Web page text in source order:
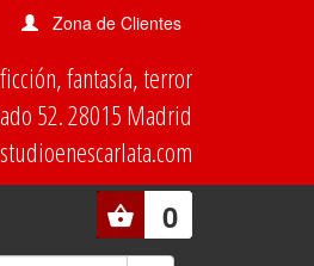
Zona de Clientes
fantasía, terror
52. 28015 Madrid
0